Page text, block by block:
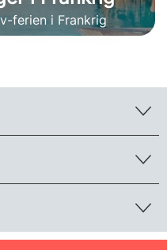
ferien i Frankrig